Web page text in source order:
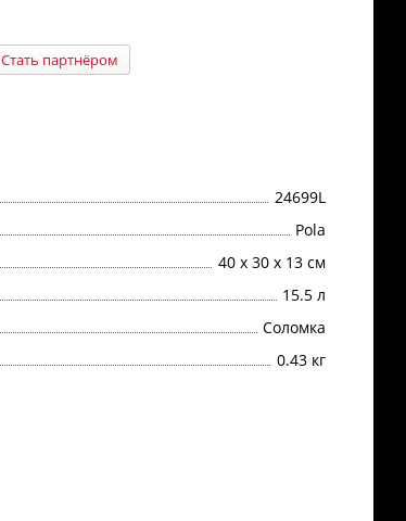
Стать партнёром
24699L
Pola
40 x 30 x 13 см
15.5 л
Соломка
0.43 кг